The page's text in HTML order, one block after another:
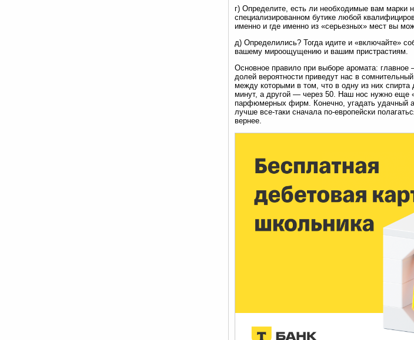
г) Определите, есть ли необходимые вам марки
специализированном бутике любой
именно и где именно из «серьезных» мест вы
д) Определились? Тогда идите и «включайте»
вашему мироощущению и вашим пристрастиям.
Основное правило при выборе аромата:
долей вероятности приведут нас в
между которыми в том, что в одну из них
минут, а другой — через 50. Наш нос нужно еще
парфюмерных фирм. Конечно, угадать удачный
лучше все-таки сначала по-европейски
вернее.